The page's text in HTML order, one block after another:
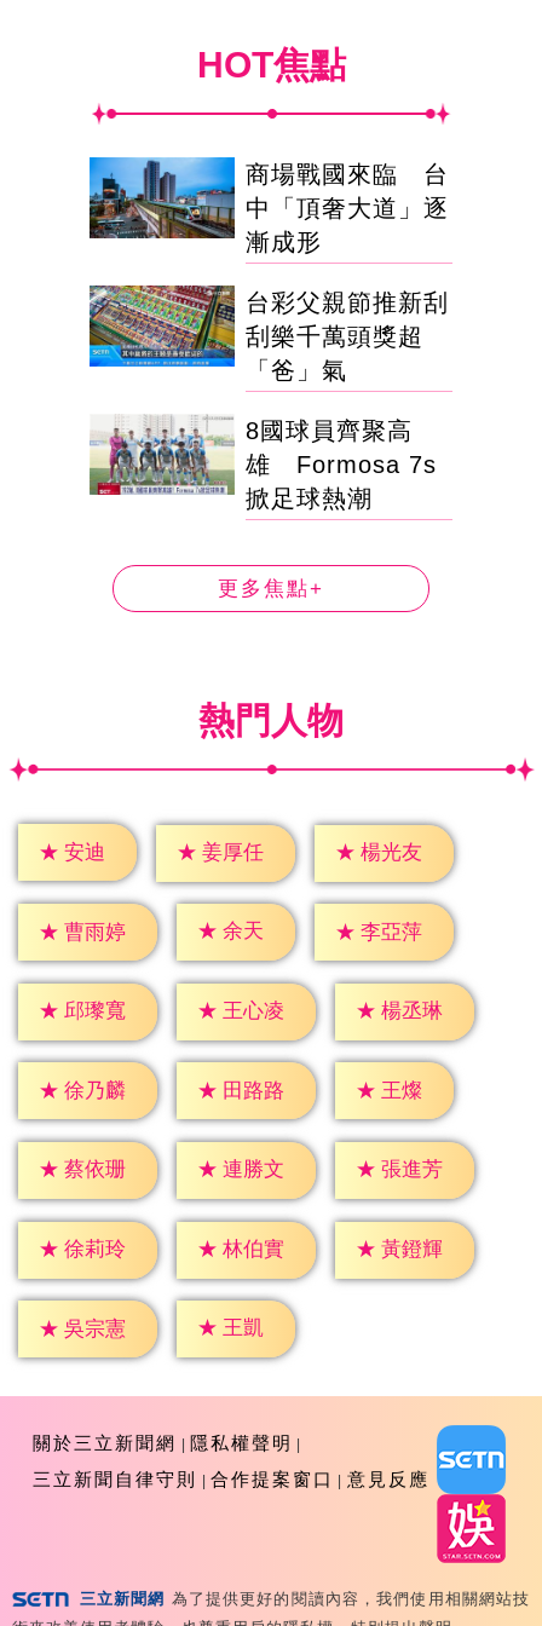
HOT焦點
商場戰國來臨 台
中「頂奢大道」逐
漸成形
台彩父親節推新刮
刮樂千萬頭獎超
「爸」氣
8國球員齊聚高
雄 Formosa 7s
掀足球熱潮
更多焦點+
熱門人物
★ 安迪 ★ 姜厚任 ★ 楊光友
★ 曹雨婷 ★ 余天 ★ 李亞萍
★ 邱瓈寬 ★ 王心凌 ★ 楊丞琳
★ 徐乃麟 ★ 田路路 ★ 王燦
★ 蔡依珊 ★ 連勝文 ★ 張進芳
★ 徐莉玲 ★ 林伯實 ★ 黃鐙輝
★ 吳宗憲 ★ 王凱
關於三立新聞網
隱私權聲明
三立新聞自律守則
合作提案窗口 意見反應
Copyright ©2026 Sanlih E-Television All Rights
三立新聞網 為了提供更好的閱讀內容，我們使用相關網站技